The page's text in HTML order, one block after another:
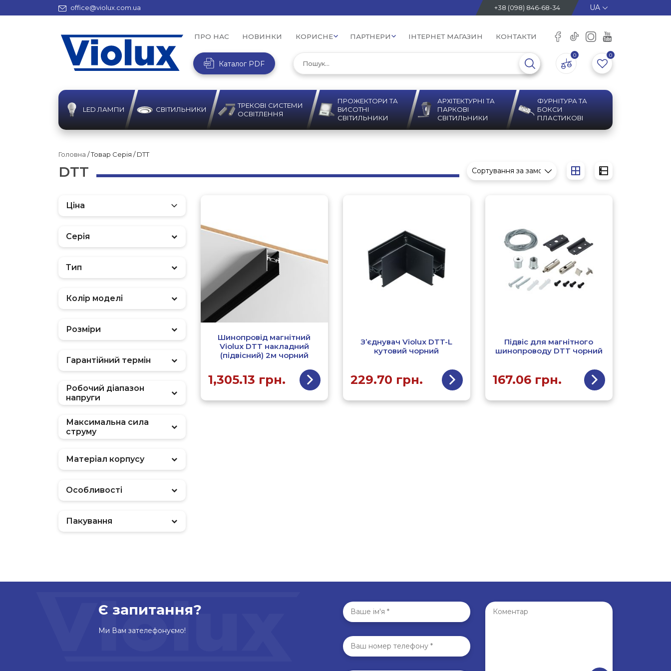
office@violux.com.ua +38 (098) 846-68-34
ПРО НАС НОВИНКИ КОРИСНЕ ПАРТНЕРИ ІНТЕРНЕТ МАГАЗИН КОНТАКТИ
Каталог PDF
0 0
LED ЛАМПИ СВІТИЛЬНИКИ
ТРЕКОВІ СИСТЕМИ
ОСВІТЛЕННЯ
ПРОЖЕКТОРИ ТА
ВИСОТНІ
СВІТИЛЬНИКИ
АРХІТЕКТУРНІ ТА
ПАРКОВІ
СВІТИЛЬНИКИ
ФУРНІТУРА ТА
БОКСИ
ПЛАСТИКОВІ
Головна / Товар Серія / DTT
DTT
Ціна
Фільтр
Серія
Тип
Колір моделі
Розміри
Гарантійний термін
Робочий діапазон
напруги
Максимальна сила
струму
Матеріал корпусу
Особливості
Пакування
Шинопровід магнітний
Violux DTT накладний
(підвісний) 2м чорний
1,305.13 грн.
З’єднувач Violux DTT-L
кутовий чорний
229.70 грн.
Підвіс для магнітного
шинопроводу DTT чорний
167.06 грн.
Є запитання?
Ми Вам зателефонуємо!